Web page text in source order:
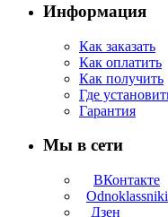
Информация
Как заказать
Как оплатить
Как получить
Где
Гарантия
Мы в сети
ВКонтакте
Odnoklassniki
Дзен